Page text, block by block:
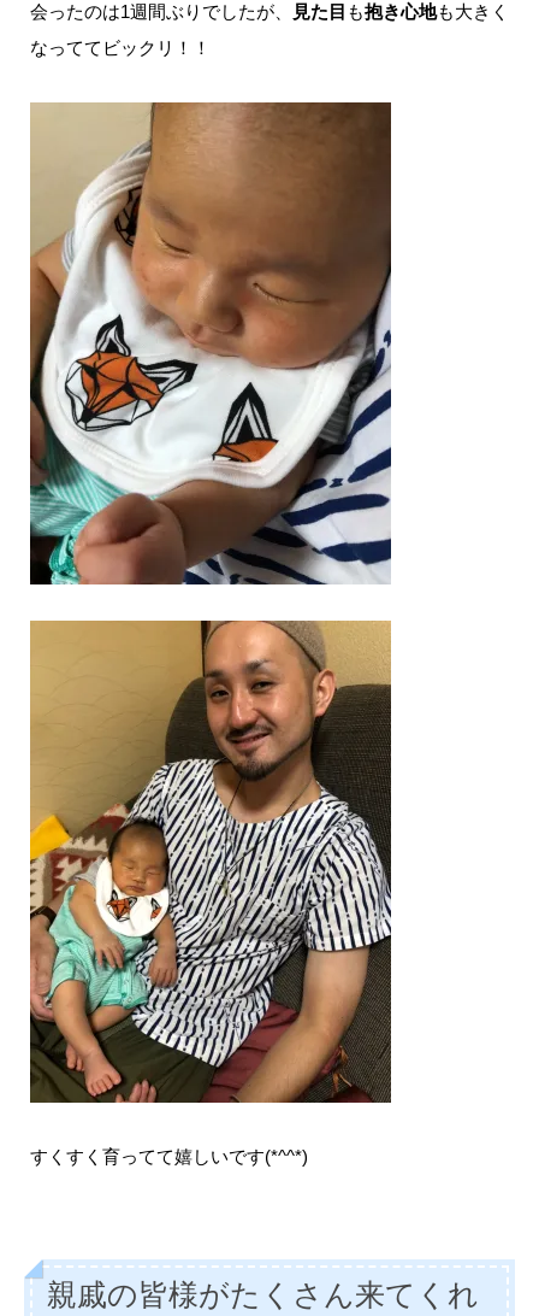
会ったのは1週間ぶりでしたが、 見た目 も抱き心地も大きく
なっててビックリ！！
すくすく育ってて嬉しいです(*^^*)
親戚の皆様がたくさん来てくれ